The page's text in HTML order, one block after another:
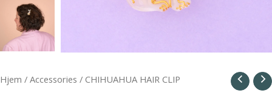
Hjem / Accessories / CHIHUAHUA HAIR CLIP